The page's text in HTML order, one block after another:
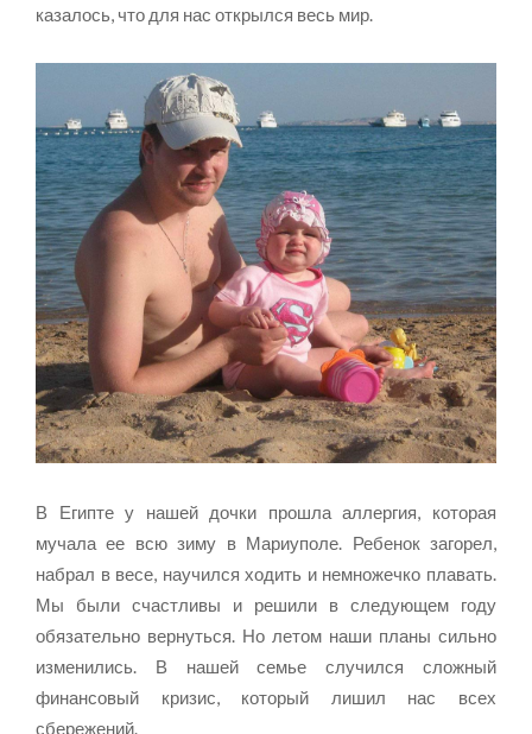
казалось, что для нас открылся весь мир.
В Египте у нашей дочки прошла аллергия, которая
мучала ее всю зиму в Мариуполе. Ребенок загорел,
набрал в весе, научился ходить и немножечко плавать.
Мы были счастливы и решили в следующем году
обязательно вернуться. Но летом наши планы сильно
изменились. В нашей семье случился сложный
финансовый кризис, который лишил нас всех
сбережений.